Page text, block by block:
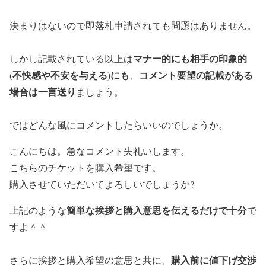
決まりはないので即落札申請されても問題はありません。
しかし記載されている以上はマナー的にも相手の印象的
(不快感や不安を与える)にも
コメント要望の記載がある
場合は一言送り ましょう。
ではどんな風にコメントしたらいいのでしょうか。
こんにちは。急なコメント失礼いします。
こちらのチケットを購入希望です。
購入させていただいてよろしいでしょうか?
上記のような簡単な挨拶と購入意思を伝えるだけで十分で
すよ＾＾
さらに挨拶と購入希望の意思と共に、 購入前に値下げ交渉